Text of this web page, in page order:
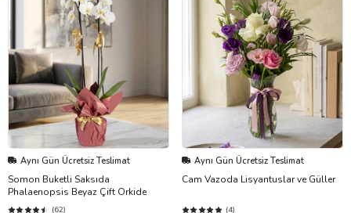
Aynı Gün Ücretsiz Teslimat
Somon Buketli Saksıda
Phalaenopsis Beyaz Çift Orkide
(62)
Aynı Gün Ücretsiz Teslimat
Cam Vazoda Lisyantuslar ve Güller
(4)